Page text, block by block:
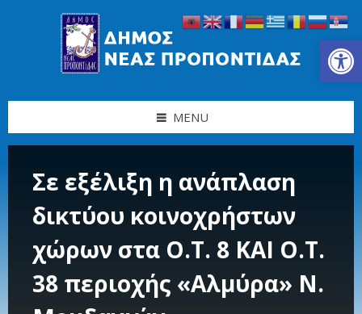
Ανοίξτε τη γραμμή εργαλείων
MENU
Σε εξέλιξη η ανάπλαση
δικτύου κοινοχρήστων
χώρων στα Ο.Τ. 8 ΚΑΙ Ο.Τ.
38 περιοχής «Αλμύρα» Ν.